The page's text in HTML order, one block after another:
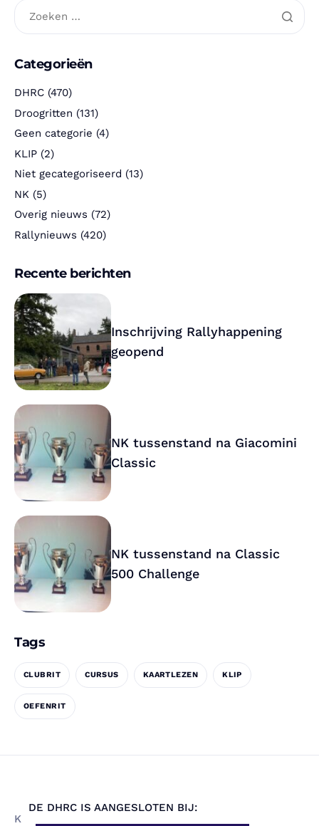
Categorieën
DHRC (470)
Droogritten (131)
Geen categorie (4)
KLIP (2)
Niet gecategoriseerd (13)
NK (5)
Overig nieuws (72)
Rallynieuws (420)
Recente berichten
Inschrijving Rallyhappening
geopend
NK tussenstand na Giacomini
Classic
NK tussenstand na Classic
500 Challenge
Tags
CLUBRIT CURSUS KAARTLEZEN KLIP
OEFENRIT
K
DE DHRC IS AANGESLOTEN BIJ: